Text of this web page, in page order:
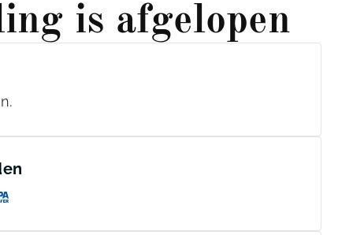
is afgelopen